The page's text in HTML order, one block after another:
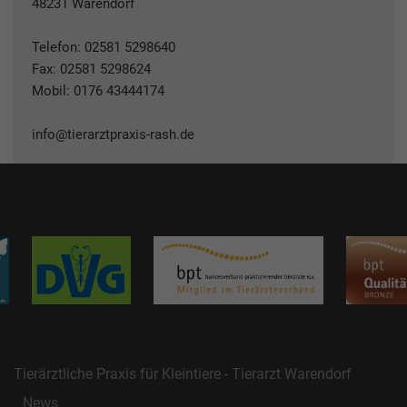
48231 Warendorf
Telefon: 02581 5298640
Fax: 02581 5298624
Mobil: 0176 43444174
info@tierarztpraxis-rash.de
Tierärztliche Praxis für Kleintiere - Tierarzt Warendorf
News